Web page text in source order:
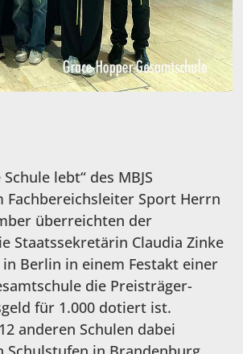
lebt“ des MBJS
Fachbereichsleiter Sport Herrn
überreichten der
Staatssekretärin Claudia Zinke
Berlin in einem Festakt einer
die Preisträger-
für 1.000 dotiert ist.
anderen Schulen dabei